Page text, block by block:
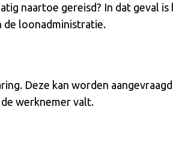
naartoe gereisd? In dat geval
de loonadministratie.
Deze kan worden
werknemer valt.